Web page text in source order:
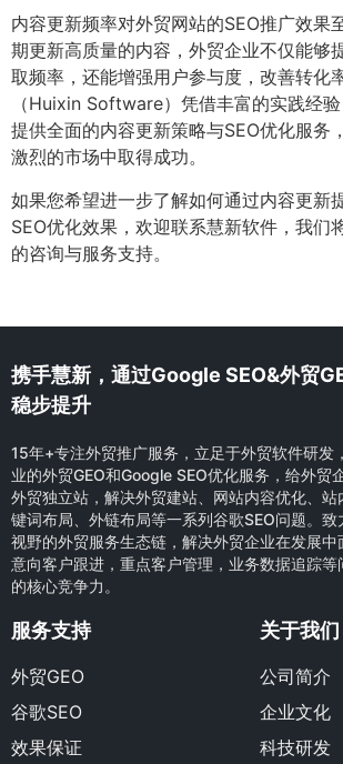
内容更新频率对外贸网站的SEO推广效果
期更新高质量的内容，外贸企业不仅能够
取频率，还能增强用户参与度，改善转化
（Huixin Software）凭借丰富的实践经
提供全面的内容更新策略与SEO优化服务
激烈的市场中取得成功。
如果您希望进一步了解如何通过内容更新
SEO优化效果，欢迎联系慧新软件，我们
的咨询与服务支持。
携手慧新，通过Google SEO&外贸
稳步提升
15年+专注外贸推广服务，立足于外贸软件研发
业的外贸GEO和Google SEO优化服务，给外贸
外贸独立站，解决外贸建站、网站内容优化、
键词布局、外链布局等一系列谷歌SEO问题。
视野的外贸服务生态链，解决外贸企业在发展中
意向客户跟进，重点客户管理，业务数据追踪等
的核心竞争力。
服务支持
外贸GEO
谷歌SEO
效果保证
关于我们
公司简介
企业文化
科技研发